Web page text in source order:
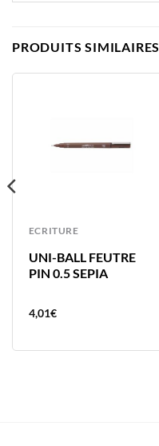
PRODUITS SIMILAIRES
ECRITURE
UNI-BALL FEUTRE
PIN 0.5 SEPIA
4,01€